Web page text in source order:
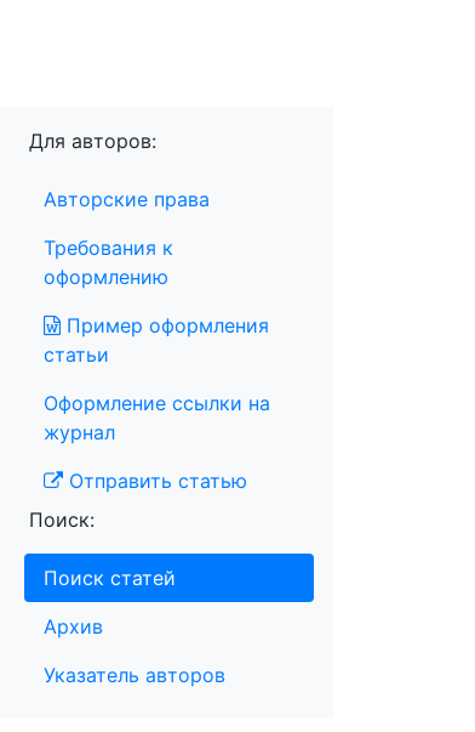
Для авторов:
Авторские права
Требования к
оформлению
Пример оформления
статьи
Оформление ссылки на
журнал
Отправить статью
Поиск:
Поиск статей
Архив
Указатель авторов